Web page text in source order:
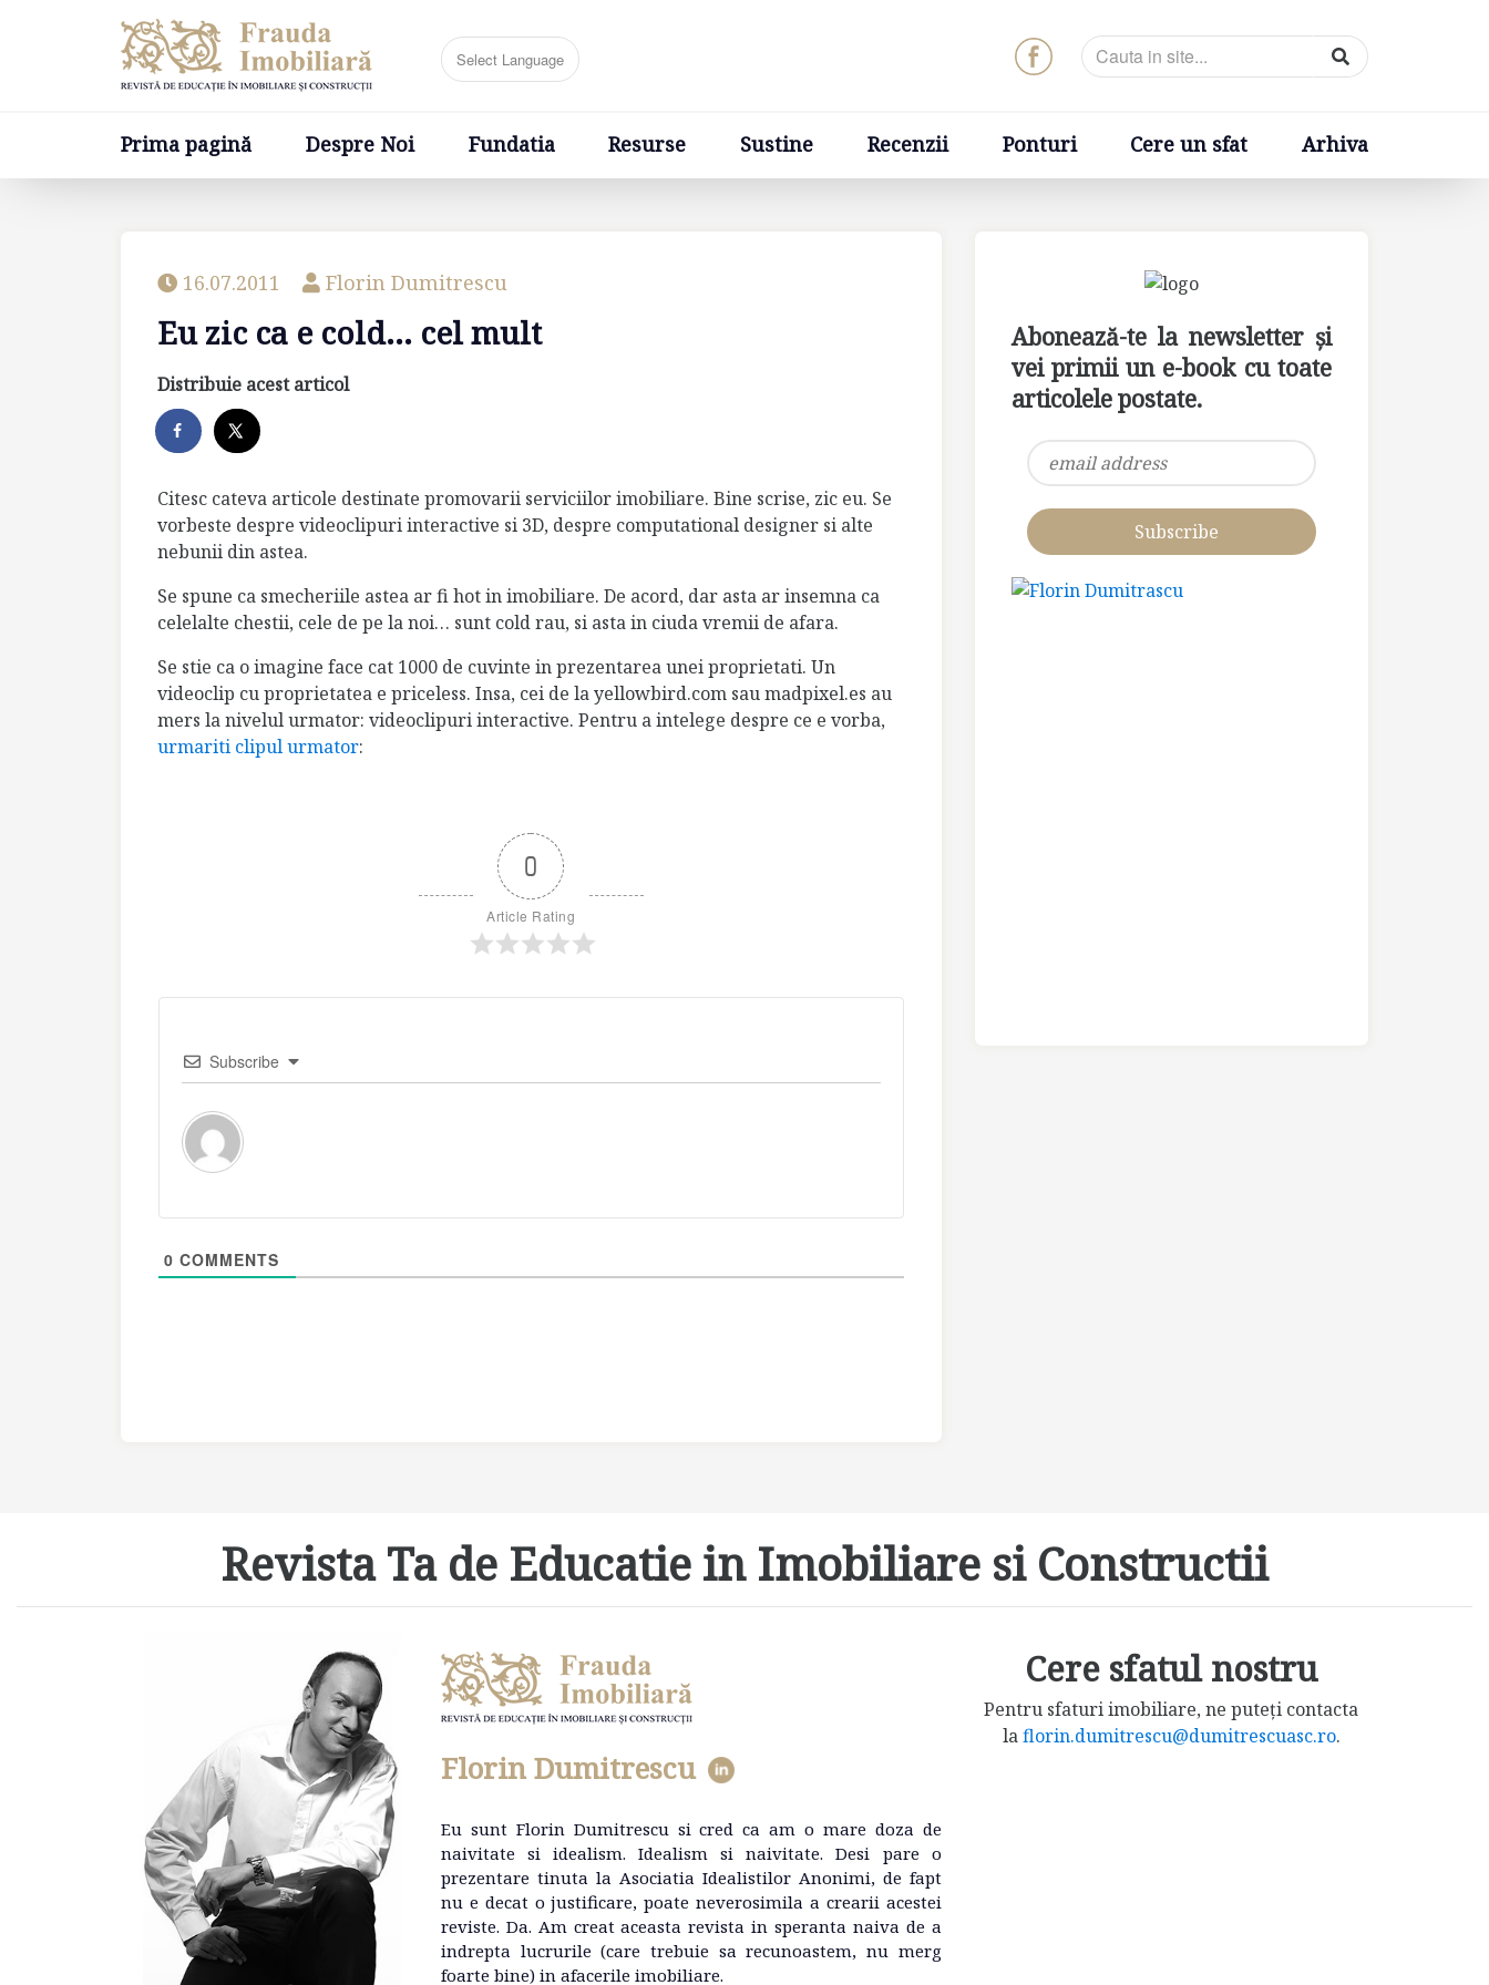
Prima pagină Despre Noi Fundatia Resurse Sustine Recenzii Ponturi Cere un sfat Arhiva
Prima pagină Despre Noi
16.07.2011 Florin Dumitrescu
Eu zic ca e cold… cel mult
Distribuie acest articol
Citesc cateva articole destinate promovarii serviciilor imobiliare. Bine scrise, zic eu. Se
vorbeste despre videoclipuri interactive si 3D, despre computational designer si alte
nebunii din astea.
Se spune ca smecheriile astea ar fi hot in imobiliare. De acord, dar asta ar insemna ca
celelalte chestii, cele de pe la noi… sunt cold rau, si asta in ciuda vremii de afara.
Se stie ca o imagine face cat 1000 de cuvinte in prezentarea unei proprietati. Un
videoclip cu proprietatea e priceless. Insa, cei de la yellowbird.com sau madpixel.es au
mers la nivelul urmator: videoclipuri interactive. Pentru a intelege despre ce e vorba,
urmariti clipul urmator:
0
Article Rating
Subscribe
0 COMMENTS
Abonează-te la newsletter și
vei primii un e-book cu toate
articolele postate.
Revista Ta de Educatie in Imobiliare si Constructii
Florin Dumitrescu
Eu sunt Florin Dumitrescu si cred ca am o mare doza de
naivitate si idealism. Idealism si naivitate. Desi pare o
prezentare tinuta la Asociatia Idealistilor Anonimi, de fapt
nu e decat o justificare, poate neverosimila a crearii acestei
reviste. Da. Am creat aceasta revista in speranta naiva de a
indrepta lucrurile (care trebuie sa recunoastem, nu merg
foarte bine) in afacerile imobiliare.
Cere sfatul nostru
Pentru sfaturi imobiliare, ne puteți contacta
laflorin.dumitrescu@dumitrescuasc.ro.